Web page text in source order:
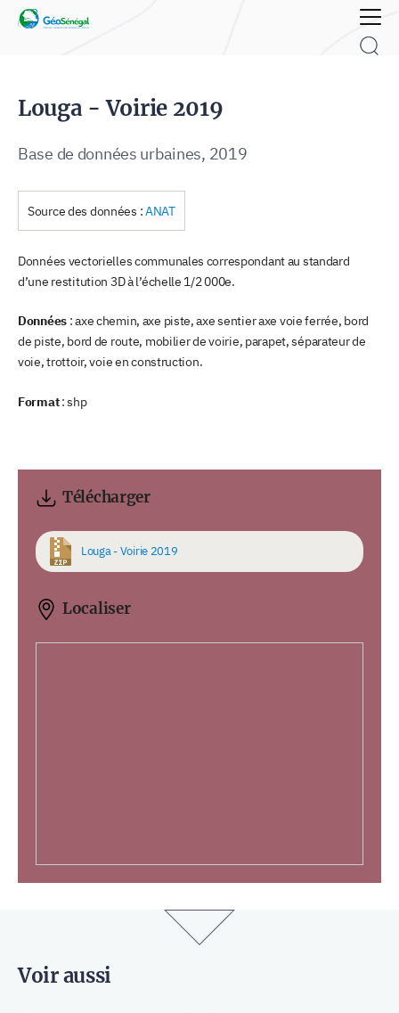
Rechercher :
Louga - Voirie 2019
Base de données urbaines, 2019
Source des données :ANAT
Données vectorielles communales correspondant au standard
d’une restitution 3D à l’échelle 1/2 000e.
Données: axe chemin, axe piste, axe sentier axe voie ferrée, bord
de piste, bord de route, mobilier de voirie, parapet, séparateur de
voie, trottoir, voie en construction.
Format: shp
Télécharger
Louga - Voirie 2019
Localiser
Voir aussi